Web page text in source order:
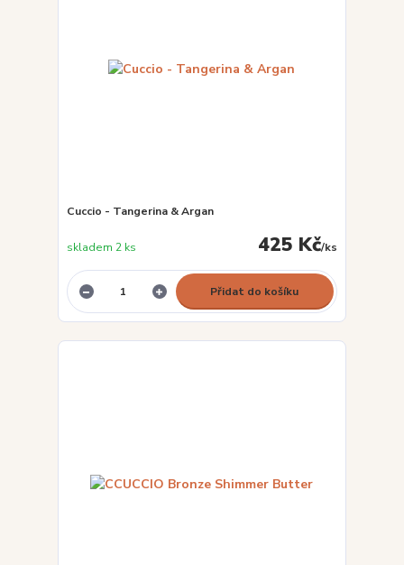
Cuccio - Tangerina & Argan
425 Kč/ks
skladem 2 ks
Přidat do košíku